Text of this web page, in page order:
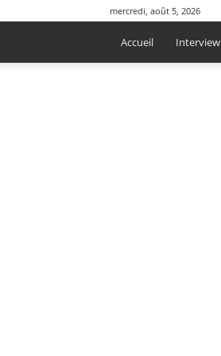
mercredi, août 5, 2026
Accueil Interview